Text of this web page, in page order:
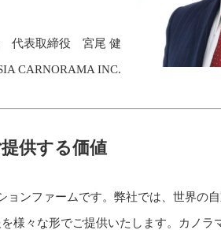
代表取締役 宮尾 健
CARNORAMA INC.
供する価値
ンファームです。弊社では、世界の
様々な形でご提供いたします。カノラ